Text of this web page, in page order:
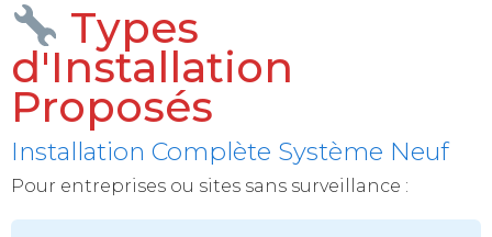
Types
d'Installation
Proposés
Installation Complète Système Neuf
Pour entreprises ou sites sans surveillance :